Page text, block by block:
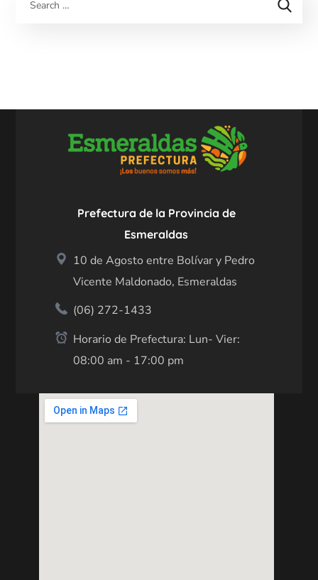
Prefectura de la Provincia de
Esmeraldas
10 de Agosto entre Bolívar y Pedro
Vicente Maldonado, Esmeraldas
(06) 272-1433
Horario de Prefectura: Lun- Vier:
08:00 am - 17:00 pm